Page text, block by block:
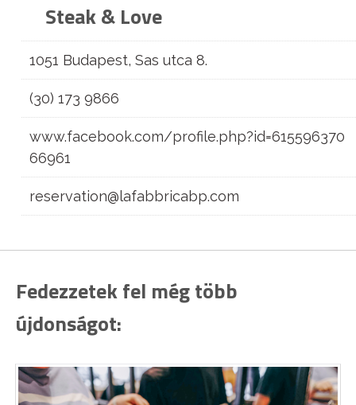
Steak & Love
1051 Budapest, Sas utca 8.
(30) 173 9866
www.facebook.com/profile.php?id=615596370
66961
reservation@lafabbricabp.com
Fedezzetek fel még több
újdonságot: